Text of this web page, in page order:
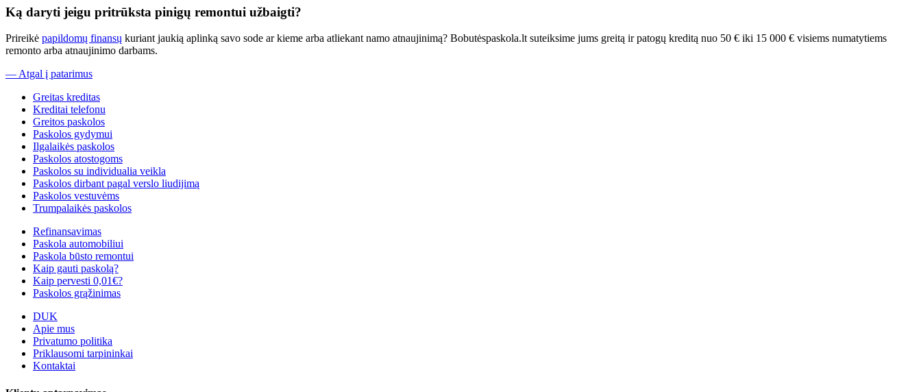
Ką daryti jeigu pritrūksta pinigų remontui užbaigti?
Prireikė papildomų finansų kuriant jaukią aplinką savo sode ar kieme arba atliekant namo atnaujinimą? Bobutėspaskola.lt suteiksime jums greitą ir patogų kreditą nuo 50 € iki 15 000 € visiems numatytiems
remonto arba atnaujinimo darbams.
— Atgal į patarimus
Greitas kreditas
Kreditai telefonu
Greitos paskolos
Paskolos gydymui
Ilgalaikės paskolos
Paskolos atostogoms
Paskolos su individualia veikla
Paskolos dirbant pagal verslo liudijimą
Paskolos vestuvėms
Trumpalaikės paskolos
Refinansavimas
Paskola automobiliui
Paskola būsto remontui
Kaip gauti paskolą?
Kaip pervesti 0,01€?
Paskolos grąžinimas
DUK
Apie mus
Privatumo politika
Priklausomi tarpininkai
Kontaktai